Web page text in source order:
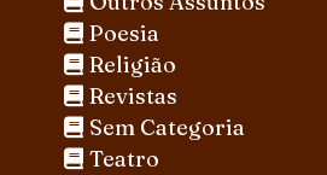
Poesia
Religião
Revistas
Sem Categoria
Teatro